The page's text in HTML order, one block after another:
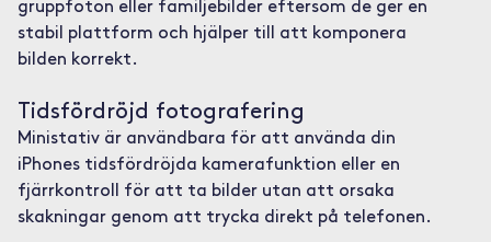
gruppfoton eller familjebilder eftersom de ger en
stabil plattform och hjälper till att komponera
bilden korrekt.
Tidsfördröjd fotografering
Ministativ är användbara för att använda din
iPhones tidsfördröjda kamerafunktion eller en
fjärrkontroll för att ta bilder utan att orsaka
skakningar genom att trycka direkt på telefonen.